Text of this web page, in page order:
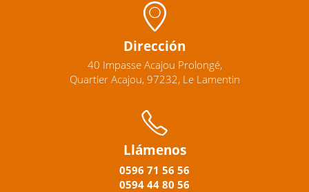
Dirección
40 Impasse Acajou Prolongé,
Quartier Acajou, 97232, Le Lamentin
Llámenos
0596 71 56 56
0594 44 80 56